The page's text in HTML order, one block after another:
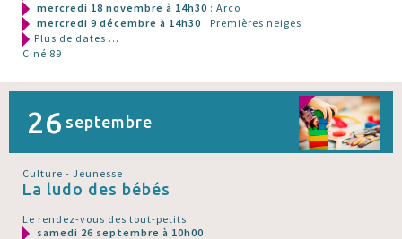
mercredi 18 novembre à 14h30 : Arco
mercredi 9 décembre à 14h30 : Premières neiges
Plus de dates ...
Ciné 89
26 septembre
Culture - Jeunesse
La ludo des bébés
Le rendez-vous des tout-petits
samedi 26 septembre à 10h00